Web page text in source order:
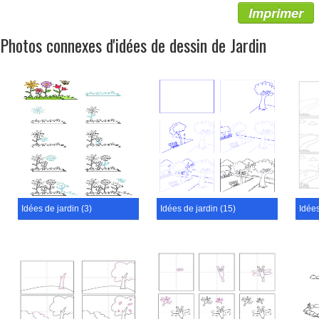
Imprimer
Photos connexes d'idées de dessin de Jardin
Idées de jardin (3) Idées de jardin (15)